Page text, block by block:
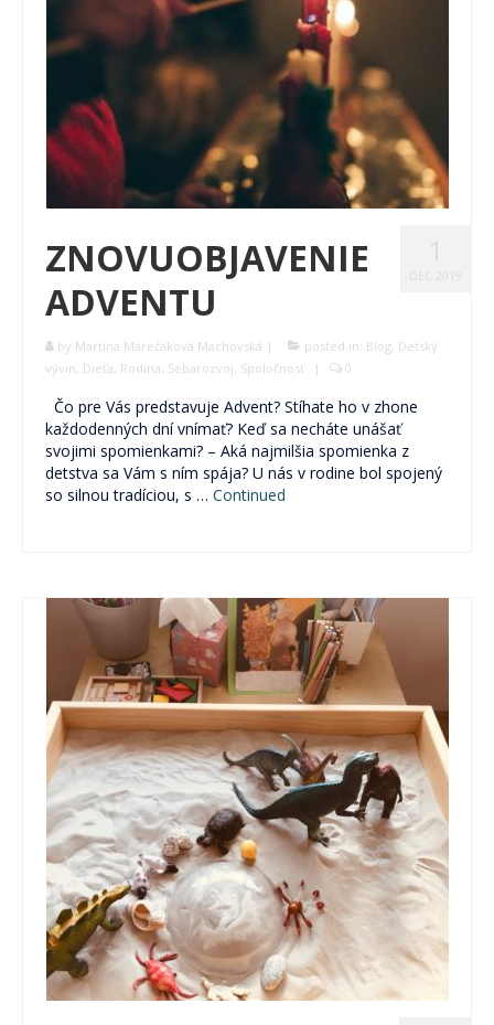
ZNOVUOBJAVENIE
ADVENTU
by Martina Marečáková Machovská | posted in: Blog, Detský
vývin, Dieťa, Rodina, Sebarozvoj, Spoločnosť | 0
Čo pre Vás predstavuje Advent? Stíhate ho v zhone
každodenných dní vnímať? Keď sa necháte unášať
svojimi spomienkami? – Aká najmilšia spomienka z
detstva sa Vám s ním spája? U nás v rodine bol spojený
so silnou tradíciou, s … Continued